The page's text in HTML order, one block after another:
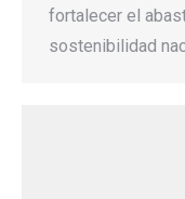
fortalecer el
sostenibilidad